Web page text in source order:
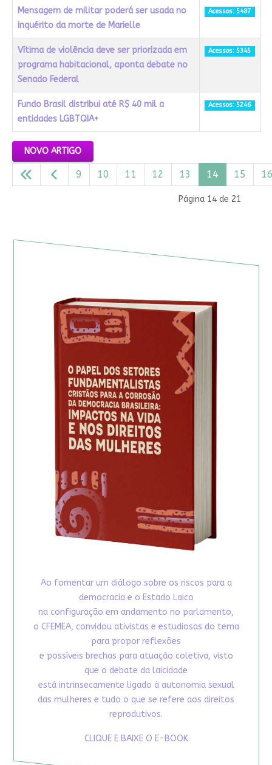
Mensagem de militar poderá ser usada no
inquérito da morte de Marielle
Acessos: 5487
Vítima de violência deve ser priorizada em
programa habitacional, aponta debate no
Senado Federal
Acessos: 5345
Fundo Brasil distribui até R$ 40 mil a
entidades LGBTQIA+
Acessos: 5246
NOVO ARTIGO
Página 14 de 21
9 10 11 12 13 14 15
Ao fomentar um diálogo sobre os riscos para a
democracia e o Estado Laico
na configuração em andamento no parlamento,
o CFEMEA, convidou ativistas e estudiosas do tema
para propor reflexões
e possíveis brechas para atuação coletiva, visto
que o debate da laicidade
está intrinsecamente ligado à autonomia sexual
das mulheres e tudo o que se refere aos direitos
reprodutivos.
CLIQUE E BAIXE O E-BOOK